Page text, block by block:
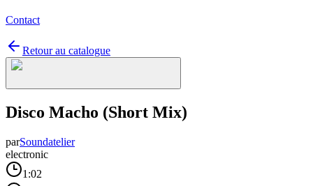
Contact
Retour au catalogue
Disco Macho (Short Mix)
parSoundatelier
electronic
1:02